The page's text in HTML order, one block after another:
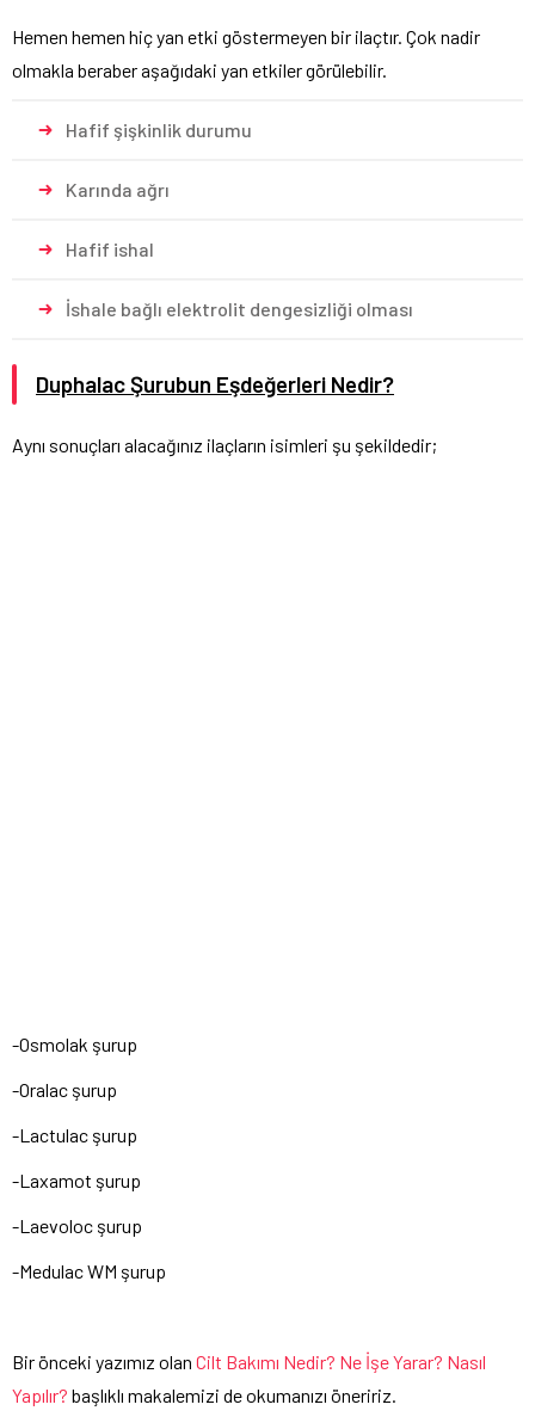
Hemen hemen hiç yan etki göstermeyen bir ilaçtır. Çok nadir
olmakla beraber aşağıdaki yan etkiler görülebilir.
Hafif şişkinlik durumu
Karında ağrı
Hafif ishal
İshale bağlı elektrolit dengesizliği olması
Duphalac Şurubun Eşdeğerleri Nedir?
Aynı sonuçları alacağınız ilaçların isimleri şu şekildedir;
-Osmolak şurup
-Oralac şurup
-Lactulac şurup
-Laxamot şurup
-Laevoloc şurup
-Medulac WM şurup
Bir önceki yazımız olan Cilt Bakımı Nedir? Ne İşe Yarar? Nasıl
Yapılır? başlıklı makalemizi de okumanızı öneririz.